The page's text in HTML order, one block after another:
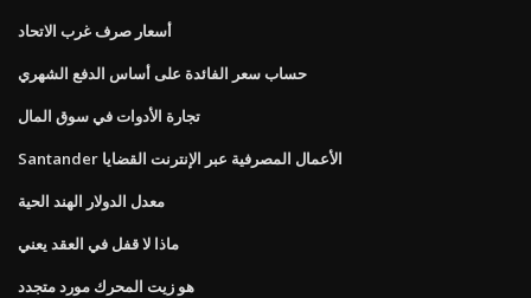
أسعار صرف غرب الاتحاد
حساب سعر الفائدة على أساس الدفع الشهري
تجارة الأدوات في سوق المال
Santander الأعمال المصرفية عبر الإنترنت القضايا
معدل الدولار الهند الحية
ماذا لا قفل في العقد يعني
هو زيت المحرك مورد متجدد